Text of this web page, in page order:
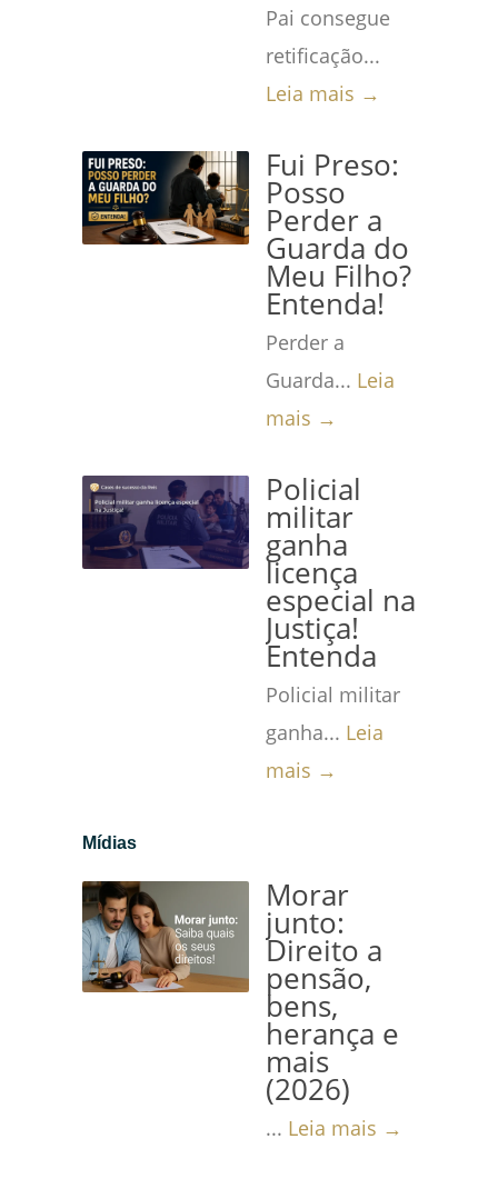
Pai consegue
retificação...
Leia mais →
Fui Preso:
Posso
Perder a
Guarda do
Meu Filho?
Entenda!
Perder a
Guarda... Leia
mais →
Policial
militar
ganha
licença
especial na
Justiça!
Entenda
Policial militar
ganha... Leia
mais →
Mídias
Morar
junto:
Direito a
pensão,
bens,
herança e
mais
(2026)
... Leia mais →